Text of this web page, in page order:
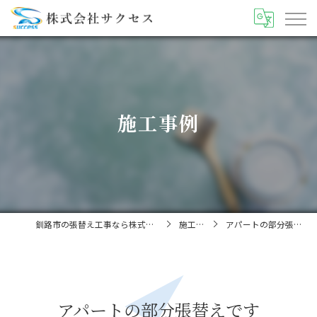
施工事例
釧路市の張替え工事なら株式会社サクセス 施工事例 アパートの部分張替えです
アパートの部分張替えです